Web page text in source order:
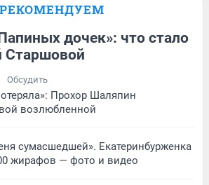
РЕКОМЕНДУЕМ
дочек»: что стало
Старшовой
Обсудить
Прохор Шаляпин
возлюбленной
сумасшедшей». Екатеринбурженка
жирафов — фото и видео